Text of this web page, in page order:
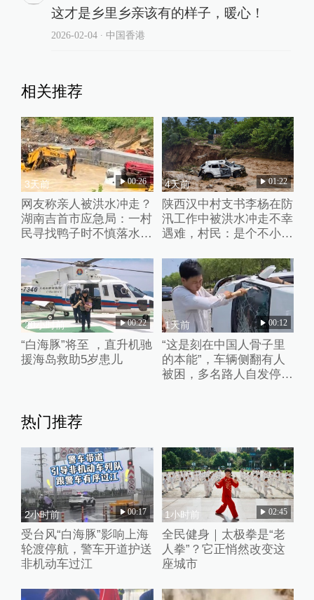
这才是乡里乡亲该有的样子，暖心！
2026-02-04∙ 中国香港
相关推荐
3天前 00:26
网友称亲人被洪水冲走？
湖南吉首市应急局：一村
民寻找鸭子时不慎落水，
4天前 01:22
陕西汉中村支书李杨在防
汛工作中被洪水冲走不幸
遇难，村民：是个不小的
20小时前 00:22
“白海豚”将至 ，直升机驰
援海岛救助5岁患儿
1天前 00:12
“这是刻在中国人骨子里
的本能”，车辆侧翻有人
被困，多名路人自发停车
热门推荐
2小时前 00:17
受台风“白海豚”影响上海
轮渡停航，警车开道护送
非机动车过江
1小时前 02:45
全民健身｜太极拳是“老
人拳”？它正悄然改变这
座城市